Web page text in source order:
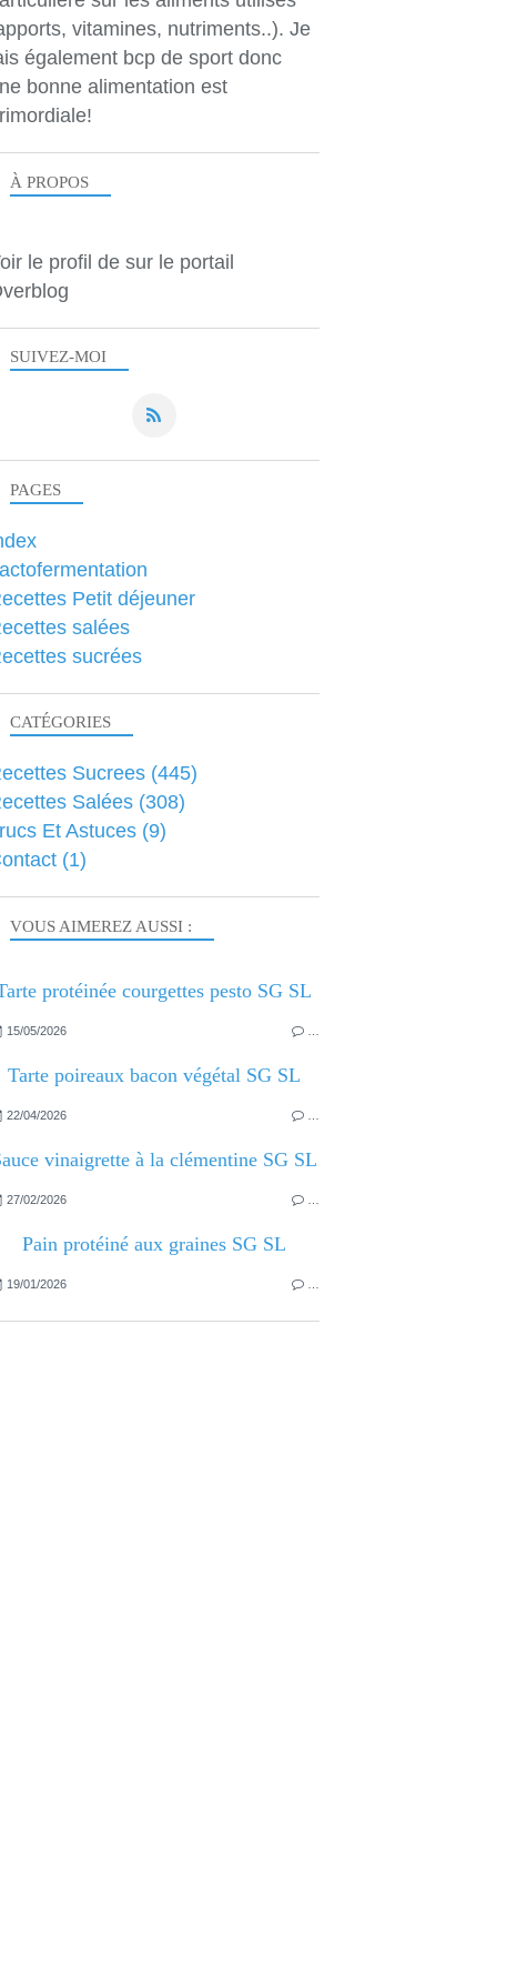
SUIVEZ-MOI
vitamines, nutriments..). Je
également bcp de sport donc
bonne alimentation est
À PROPOS
le profil de sur le portail
VOUS AIMEREZ AUSSI :
protéinée courgettes pesto SG SL
15/05/2026
Tarte poireaux bacon végétal SG SL
22/04/2026
vinaigrette à la clémentine SG SL
27/02/2026
Pain protéiné aux graines SG SL
19/01/2026
PAGES
Petit déjeuner
salées
sucrées
CATÉGORIES
Sucrees (445)
Salées (308)
Et Astuces (9)
(1)